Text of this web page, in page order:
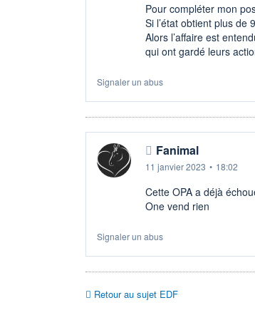
Pour compléter mon
Si l’état obtient plus de
Alors l’affaire est
qui ont gardé leurs
Signaler un abus
Fanimal
11 janvier 2023 • 18:02
Cette OPA a déjà
One vend rien
Signaler un abus
Retour au sujet EDF